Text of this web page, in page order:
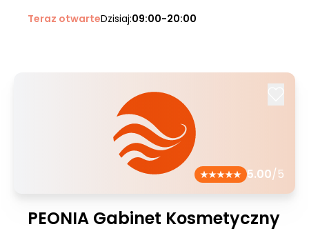
Teraz otwarteDzisiaj:09:00-20:00
5.00/5
PEONIA Gabinet Kosmetyczny